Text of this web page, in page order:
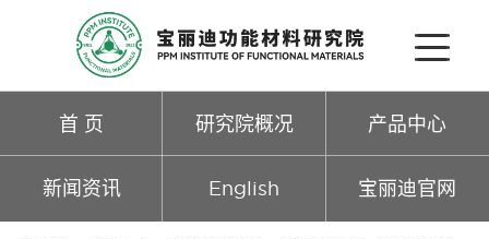
首 页 研究院概况 产品中心
新闻资讯 English 宝丽迪官网